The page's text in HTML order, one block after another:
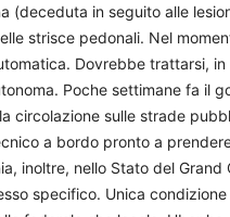
(deceduta in seguito alle
strisce pedonali. Nel
Dovrebbe trattarsi,
Poche settimane fa il
circolazione sulle strade
a bordo pronto a
inoltre, nello Stato del
specifico. Unica